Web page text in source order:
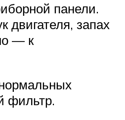
панели.
двигателя, запах
— к
фильтр.